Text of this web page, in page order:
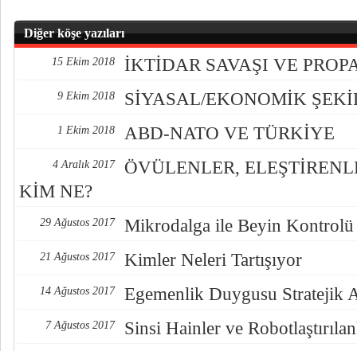
Diğer köşe yazıları
15 Ekim 2018 İKTİDAR SAVAŞI VE
9 Ekim 2018 SİYASAL/EKONOMİK
1 Ekim 2018 ABD-NATO VE TÜRKİYE
4 Aralık 2017
ÖVÜLENLER,
KİM NE?
29 Ağustos 2017 Mikrodalga ile Beyin Kontrolü
21 Ağustos 2017 Kimler Neleri Tartışıyor
14 Ağustos 2017 Egemenlik Duygusu Stratejik
7 Ağustos 2017 Sinsi Hainler ve